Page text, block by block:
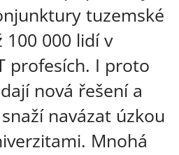
tuzemské
000 lidí v
profesích. I proto
nová řešení a
navázat úzkou
Mnohá